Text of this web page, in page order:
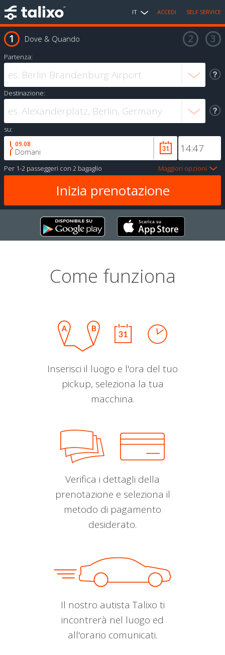
IT ACCEDI SELF SERVICE
Dove & Quando
Partenza:
Destinazione:
su:
09.08
Domani
Per 1-2 passeggeri con 2 bagaglio Maggiori opzioni
Come funziona
Inserisci il luogo e l'ora del tuo
pickup, seleziona la tua
macchina.
Verifica i dettagli della
prenotazione e seleziona il
metodo di pagamento
desiderato.
Il nostro autista Talixo ti
incontrerà nel luogo ed
all'orario comunicati.